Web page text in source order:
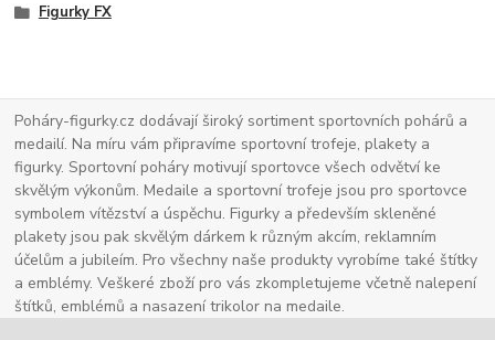
Figurky FX
Poháry-figurky.cz dodávají široký sortiment sportovních pohárů a
medailí. Na míru vám připravíme sportovní trofeje, plakety a
figurky. Sportovní poháry motivují sportovce všech odvětví ke
skvělým výkonům. Medaile a sportovní trofeje jsou pro sportovce
symbolem vítězství a úspěchu. Figurky a především skleněné
plakety jsou pak skvělým dárkem k různým akcím, reklamním
účelům a jubileím. Pro všechny naše produkty vyrobíme také štítky
a emblémy. Veškeré zboží pro vás zkompletujeme včetně nalepení
štítků, emblémů a nasazení trikolor na medaile.